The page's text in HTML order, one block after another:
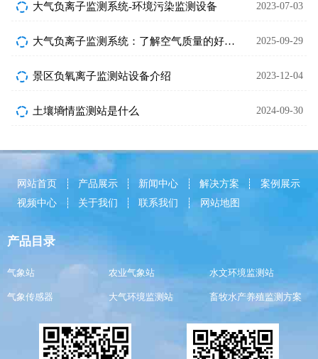
大气负离子监测系统-环境污染监测设备 2023-07-03
大气负离子监测系统：了解空气质量的好工具 2025-09-29
景区负氧离子监测站设备介绍 2023-12-04
土壤墒情监测站是什么 2024-09-30
网站首页 产品展示 新闻中心 解决方案
案例展示
视频中心
关于我们 联系我们 网站地图
产品目录
气象站 农业气象站 水文环境监测站
气象传感器 大气环境监测站 畜牧水产养殖监测方案